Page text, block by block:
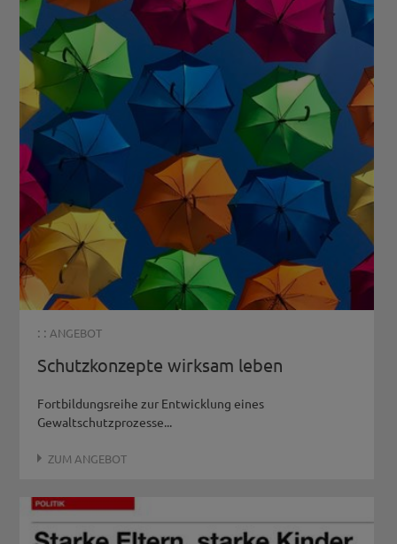
: : ANGEBOT
Schutzkonzepte wirksam leben
Fortbildungsreihe zur Entwicklung eines
Gewaltschutzprozesse...
ZUM ANGEBOT